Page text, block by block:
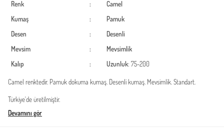
Renk
:
Camel
Kumaş
:
Pamuk
Desen
:
Desenli
Mevsim
:
Mevsimlik
Kalıp
: Uzunluk: 75-200
Camel renktedir. Pamuk dokuma kumaş. Desenli kumaş. Mevsimlik. Standart.
Türkiye'de üretilmiştir.
Devamını gör